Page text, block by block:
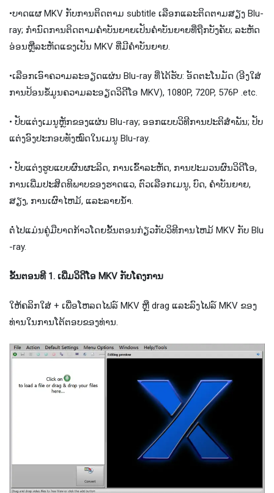
•​ບາດ​ແຜ MKV ກັບ​ການ​ຕິດ​ຕາມ subtitle ເລືອກ​ແລະ​ຕິດ​ຕາມ​ສຽງ Blu​-
ray​; ກໍານົດການຕິດຕາມຄໍາບັນຍາຍເປັນຄໍາບັນຍາຍທີ່ຖືກບັງຄັບ; ລະຫັດ
ອ່ອນຫຼືລະຫັດແຂງເປັນ MKV ທີ່ມີຄໍາບັນຍາຍ.
•​ເລືອກ​ເອົາ​ຄວາມ​ລະ​ອຽດ​ແຜ່ນ Blu​-ray ທີ່​ໄດ້​ຮັບ​: ອັດ​ຕະ​ໂນ​ມັດ (ອີງ​ໃສ່​
ການ​ປ້ອນ​ຂໍ້​ມູນ​ຄວາມ​ລະ​ອຽດ​ວິ​ດີ​ໂອ MKV​)​, 1080P​, 720P​, 576P .etc.
• ປັບແຕ່ງເມນູຫຼັກຂອງແຜ່ນ Blu-ray; ອອກແບບວິທີການປະຕິສໍາພັນ; ປັບ
ແຕ່ງອົງປະກອບທັງໝົດໃນເມນູ Blu-ray.
• ປັບແຕ່ງຮູບແບບຜົນຜະລິດ, ການເຂົ້າລະຫັດ, ການປະມວນຜົນວິດີໂອ,
ການເພີ່ມປະສິດທິພາບຂອງຮາດແວ, ຕົວເລືອກເມນູ, ບົດ, ຄໍາບັນຍາຍ,
ສຽງ, ການເຜົາໄຫມ້, ແລະລາຍນໍ້າ.
ຕໍ່​ໄປ​ແມ່ນ​ຄູ່​ມື​ບາດ​ກ້າວ​ໂດຍ​ຂັ້ນ​ຕອນ​ກ່ຽວ​ກັບ​ວິ​ທີ​ການ​ໄຫມ້ MKV ກັບ Blu​
-ray​.
ຂັ້ນ​ຕອນ​ທີ 1. ເພີ່ມ​ວິ​ດີ​ໂອ MKV ກັບ​ໂຄງ​ການ​
ໃຫ້​ຄລິກ​ໃສ່ + ເພື່ອ​ໂຫລດ​ໄຟລ​໌ MKV ຫຼື drag ແລະ​ລົງ​ໄຟລ​໌ MKV ຂອງ​
ທ່ານ​ໃນ​ການ​ໂຕ້​ຕອບ​ຂອງ​ທ່ານ​.